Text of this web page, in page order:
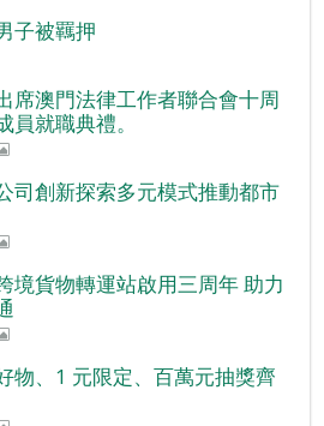
子被羈押
席澳門法律工作者聯合會十周
員就職典禮。
司創新探索多元模式推動都市
境貨物轉運站啟用三周年 助力
物、1 元限定、百萬元抽獎齊